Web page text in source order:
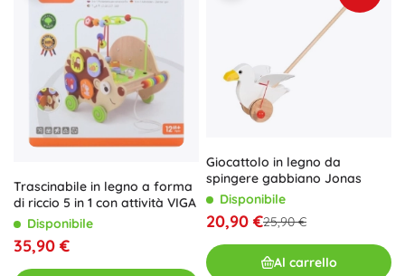
Trascinabile in legno a forma
di riccio 5 in 1 con attività VIGA
Disponibile
35,90 €
Giocattolo in legno da
spingere gabbiano Jonas
Disponibile
20,90 €25,90 €
Al carrello